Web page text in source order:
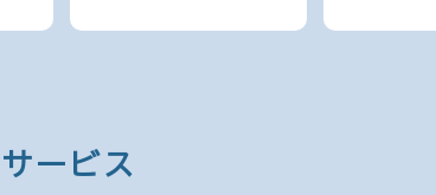
サービス
ご利用の流れ
アクセス
空き状況
お問い合わせ